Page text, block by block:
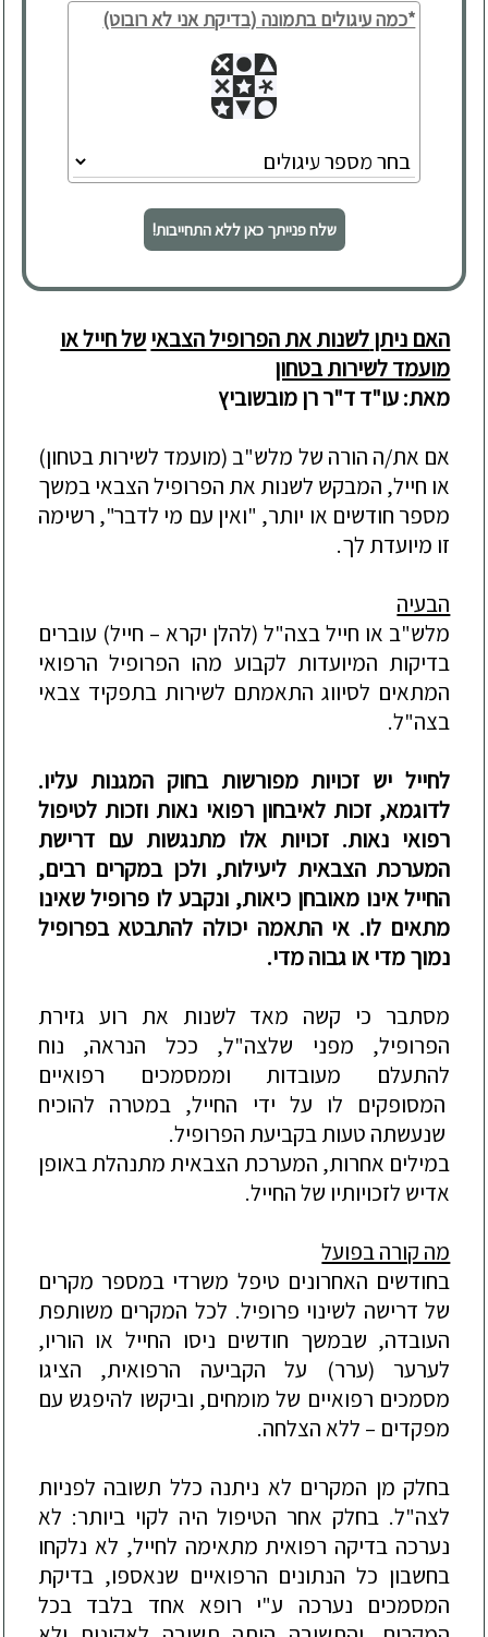
*כמה עיגולים בתמונה (בדיקת אני לא רובוט)
שלח פנייתך כאן ללא התחייבות!
האם ניתןלשנות את הפרופיל הצבאישל חייל או
מועמד לשירות בטחון
מאת: עו"ד ד"ר רן מובשוביץ
אם את/ה הורה של מלש"ב (מועמד לשירות בטחון)
או חייל, המבקש לשנות את הפרופיל הצבאי במשך
מספר חודשים או יותר, "ואין עם מי לדבר", רשימה
זו מיועדת לך.
הבעיה
מלש"ב או חייל בצה"ל (להלן יקרא – חייל) עוברים
בדיקות המיועדות לקבוע מהו הפרופיל הרפואי
המתאים לסיווג התאמתם לשירות בתפקיד צבאי
בצה"ל.
לחייל יש זכויות מפורשות בחוק המגנות עליו.
לדוגמא, זכות לאיבחון רפואי נאות וזכות לטיפול
רפואי נאות. זכויות אלו מתנגשות עם דרישת
המערכת הצבאית ליעילות, ולכן במקרים רבים,
החייל אינו מאובחן כיאות, ונקבע לו פרופיל שאינו
מתאים לו. אי התאמה יכולה להתבטא בפרופיל
נמוך מדי או גבוה מדי.
מסתבר כי קשה מאד לשנות את רוע גזירת
הפרופיל, מפני שלצה"ל, ככל הנראה, נוח
להתעלם מעובדות וממסמכים רפואיים
המסופקים לו על ידי החייל, במטרה להוכיח
שנעשתה טעות בקביעת הפרופיל.
במילים אחרות, המערכת הצבאית מתנהלת באופן
אדיש לזכויותיו של החייל.
מה קורה בפועל
בחודשים האחרונים טיפל משרדי במספר מקרים
של דרישה לשינוי פרופיל. לכל המקרים משותפת
העובדה, שבמשך חודשים ניסו החייל או הוריו,
לערער (ערר) על הקביעה הרפואית, הציגו
מסמכים רפואיים של מומחים, וביקשו להיפגש עם
מפקדים – ללא הצלחה.
בחלק מן המקרים לא ניתנה כלל תשובה לפניות
לצה"ל. בחלק אחר הטיפול היה לקוי ביותר: לא
נערכה בדיקה רפואית מתאימה לחייל, לא נלקחו
בחשבון כל הנתונים הרפואיים שנאספו, בדיקת
המסמכים נערכה ע"י רופא אחד בלבד בכל